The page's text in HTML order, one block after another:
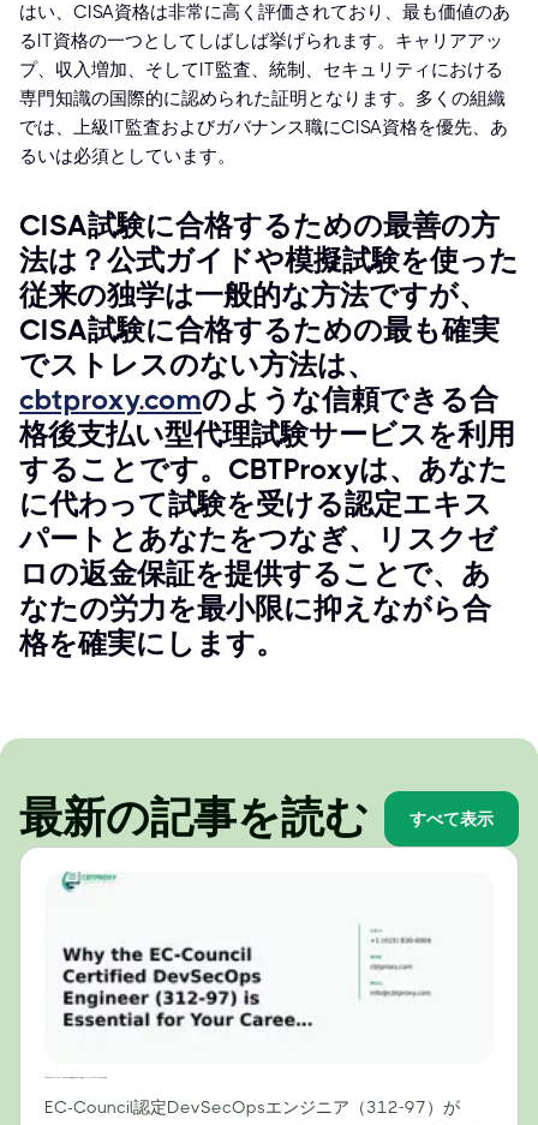
はい、CISA資格は非常に高く評価されており、最も価値のあ
るIT資格の一つとしてしばしば挙げられます。キャリアアッ
プ、収入増加、そしてIT監査、統制、セキュリティにおける
専門知識の国際的に認められた証明となります。多くの組織
では、上級IT監査およびガバナンス職にCISA資格を優先、あ
るいは必須としています。
CISA試験に合格するための最善の方
法は？公式ガイドや模擬試験を使った
従来の独学は一般的な方法ですが、
CISA試験に合格するための最も確実
でストレスのない方法は、
cbtproxy.comのような信頼できる合
格後支払い型代理試験サービスを利用
することです。CBTProxyは、あなた
に代わって試験を受ける認定エキス
パートとあなたをつなぎ、リスクゼ
ロの返金保証を提供することで、あ
なたの労力を最小限に抑えながら合
格を確実にします。
最新の記事を読む すべて表示
EC-Council認定DevSecOpsエンジニア（312-97）が